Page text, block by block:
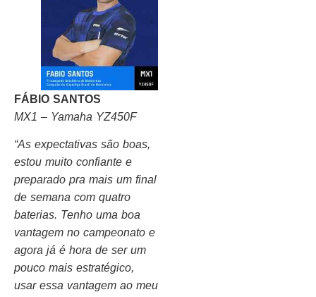
FÁBIO SANTOS
MX1 – Yamaha YZ450F
“As expectativas são boas,
estou muito confiante e
preparado pra mais um final
de semana com quatro
baterias. Tenho uma boa
vantagem no campeonato e
agora já é hora de ser um
pouco mais estratégico,
usar essa vantagem ao meu